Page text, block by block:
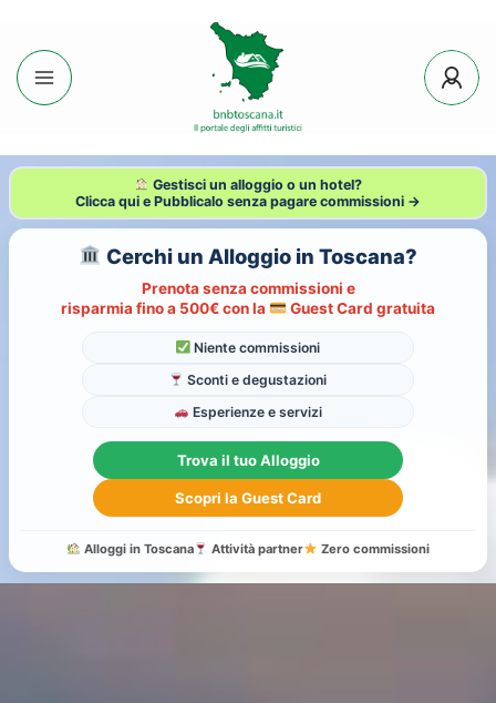
Gestisci un alloggio o un hotel?
Clicca qui e Pubblicalo senza pagare commissioni →
Cerchi un Alloggio in Toscana?
Prenota senza commissioni e
risparmia fino a 500€con la Guest Card gratuita
Niente commissioni
Sconti e degustazioni
Esperienze e servizi
Trova il tuo Alloggio
Scopri la Guest Card
Alloggi in Toscana Attività partner Zero commissioni